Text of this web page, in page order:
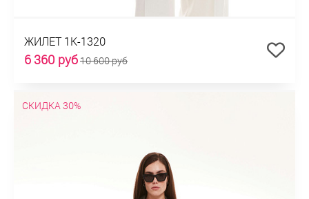
ЖИЛЕТ 1К-1320
6 360 руб10 600 руб
СКИДКА 30%